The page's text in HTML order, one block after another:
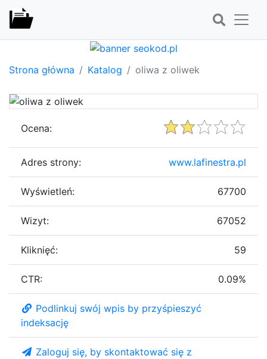
Strona główna Katalog oliwa z oliwek
Ocena:
Adres strony: www.lafinestra.pl
Wyświetleń: 67700
Wizyt: 67052
Kliknięć: 59
CTR: 0.09%
Podlinkuj swój wpis by przyśpieszyć
indeksację
Zaloguj się, by skontaktować się z